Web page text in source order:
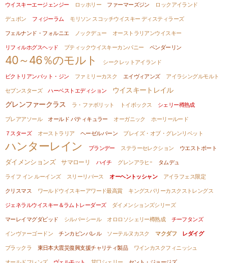
ウイスキーエージェンジー ロッホリー ファーマーズジン
ロックアイランド
デュポン
フィジーラム
モリソン スコッチウイスキー ディスティラーズ
フェルナンド・フォルニエ
ノックデュー
オーストラリアンウイスキー
リフィルホグスヘッド
ブティックウイスキーカンパニー ペンダーリン
40～46％のモルト
シークレットアイランド
ビクトリアンバット・ジン
ファミリーカスク エイヴィアンズ
アイラシングルモルト
セブンスターズ
ハーベストエディション ウイスキートレイル
グレンファークラス ラ・ファボリット トイボックス
シェリー樽熟成
ブレアアソール
オールド パティキュラー オーガニック
ホーリールード
７スターズ
オーストラリア ヘーゼルバーン ブレイズ・オブ・グレンリベット
ハンターレイン ブランデー ステラーセレクション ウエストポート
ダイメンションズ サマローリ ハイチ グレンアラヒｰ
タムデュ
ライフ イン ルーインズ
スリーリバース オーヘントッシャン
アイラフェス限定
クリスマス
ワールドウイスキーアワード最高賞
キングスバリーカスクストレングス
ジェネラルウイスキー＆ラムトレーダーズ
ダイメンションズシリーズ
マーレイマグダビッド
シルバーシール オロロソシェリー樽熟成
チーフタンズ
インヴァーゴードン
チンカピンバレル ソーテルヌカスク マクダフ
レダイグ
ブラックラ
東日本大震災復興支援チャリティ製品
ワインカスクフィニッシュ